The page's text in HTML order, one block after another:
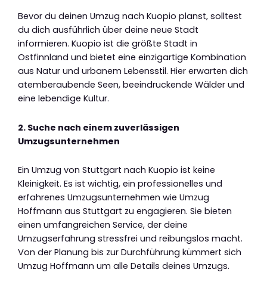
Bevor du deinen Umzug nach Kuopio planst, solltest
du dich ausführlich über deine neue Stadt
informieren. Kuopio ist die größte Stadt in
Ostfinnland und bietet eine einzigartige Kombination
aus Natur und urbanem Lebensstil. Hier erwarten dich
atemberaubende Seen, beeindruckende Wälder und
eine lebendige Kultur.
2. Suche nach einem zuverlässigen
Umzugsunternehmen
Ein Umzug von Stuttgart nach Kuopio ist keine
Kleinigkeit. Es ist wichtig, ein professionelles und
erfahrenes Umzugsunternehmen wie Umzug
Hoffmann aus Stuttgart zu engagieren. Sie bieten
einen umfangreichen Service, der deine
Umzugserfahrung stressfrei und reibungslos macht.
Von der Planung bis zur Durchführung kümmert sich
Umzug Hoffmann um alle Details deines Umzugs.